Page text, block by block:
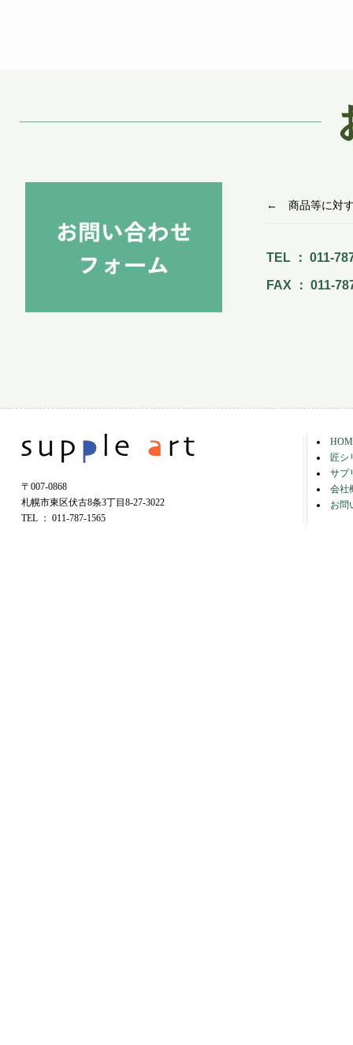
← 商品等に対す
TEL ： 011-
FAX ： 011-
〒007-0868
札幌市東区伏古8条3丁目8-27-3022
TEL ： 011-787-1565
匠シ
サプ
会社
お問